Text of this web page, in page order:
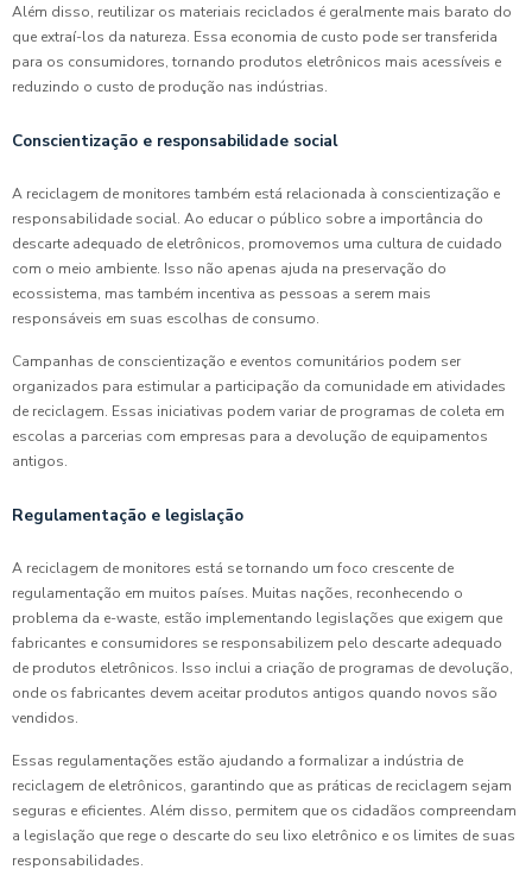
Além disso, reutilizar os materiais reciclados é geralmente mais barato do
que extraí-los da natureza. Essa economia de custo pode ser transferida
para os consumidores, tornando produtos eletrônicos mais acessíveis e
reduzindo o custo de produção nas indústrias.
Conscientização e responsabilidade social
A reciclagem de monitores também está relacionada à conscientização e
responsabilidade social. Ao educar o público sobre a importância do
descarte adequado de eletrônicos, promovemos uma cultura de cuidado
com o meio ambiente. Isso não apenas ajuda na preservação do
ecossistema, mas também incentiva as pessoas a serem mais
responsáveis ​​em suas escolhas de consumo.
Campanhas de conscientização e eventos comunitários podem ser
organizados para estimular a participação da comunidade em atividades
de reciclagem. Essas iniciativas podem variar de programas de coleta em
escolas a parcerias com empresas para a devolução de equipamentos
antigos.
Regulamentação e legislação
A reciclagem de monitores está se tornando um foco crescente de
regulamentação em muitos países. Muitas nações, reconhecendo o
problema da e-waste, estão implementando legislações que exigem que
fabricantes e consumidores se responsabilizem pelo descarte adequado
de produtos eletrônicos. Isso inclui a criação de programas de devolução,
onde os fabricantes devem aceitar produtos antigos quando novos são
vendidos.
Essas regulamentações estão ajudando a formalizar a indústria de
reciclagem de eletrônicos, garantindo que as práticas de reciclagem sejam
seguras e eficientes. Além disso, permitem que os cidadãos compreendam
a legislação que rege o descarte do seu lixo eletrônico e os limites de suas
responsabilidades.